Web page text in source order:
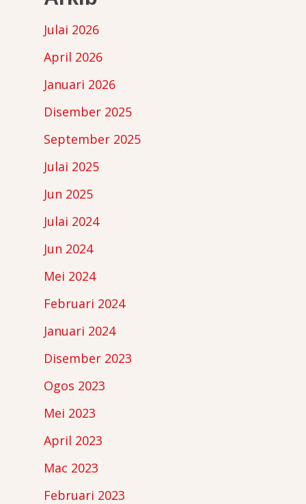
Julai 2026
April 2026
Januari 2026
Disember 2025
September 2025
Julai 2025
Jun 2025
Julai 2024
Jun 2024
Mei 2024
Februari 2024
Januari 2024
Disember 2023
Ogos 2023
Mei 2023
April 2023
Mac 2023
Februari 2023